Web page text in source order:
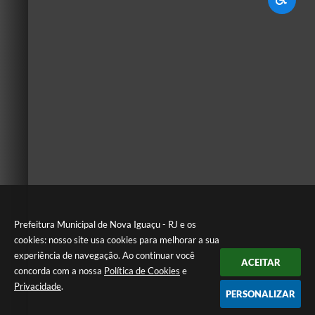
Prefeitura Municipal de Nova Iguaçu - RJ e os
cookies: nosso site usa cookies para melhorar a sua
experiência de navegação. Ao continuar você
concorda com a nossa Política de Cookies e
Privacidade.
ACEITAR
PERSONALIZAR